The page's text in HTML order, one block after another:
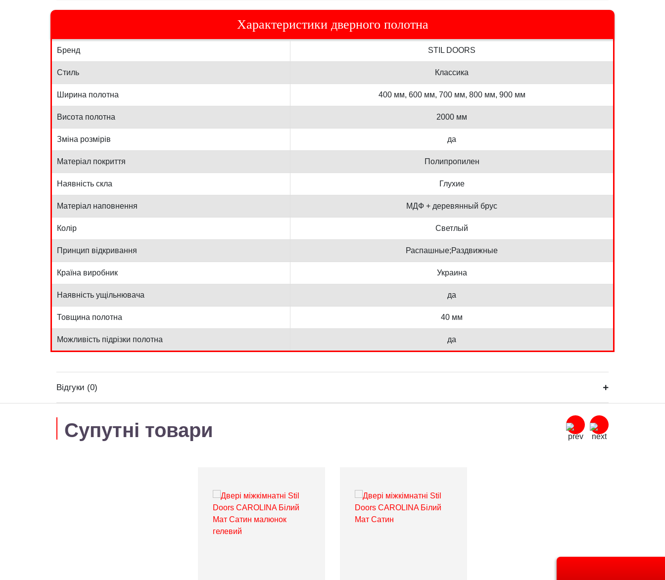
Характеристики дверного полотна
Бренд STIL DOORS
Стиль Классика
Ширина полотна 400 мм, 600 мм, 700 мм, 800 мм, 900 мм
Висота полотна 2000 мм
Зміна розмірів да
Матеріал покриття Полипропилен
Наявність скла Глухие
Матеріал наповнення МДФ + деревянный брус
Колір Светлый
Принцип відкривання Распашные;Раздвижные
Країна виробник Украина
Наявність ущільнювача да
Товщина полотна 40 мм
Можливість підрізки полотна да
Відгуки (0)
Супутні товари